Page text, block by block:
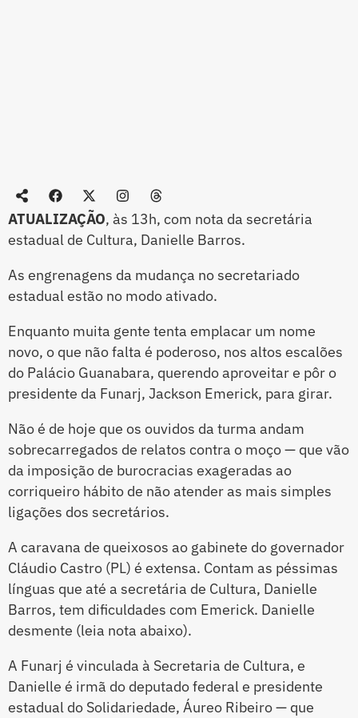
ATUALIZAÇÃO, às 13h, com nota da secretária
estadual de Cultura, Danielle Barros.
As engrenagens da mudança no secretariado
estadual estão no modo ativado.
Enquanto muita gente tenta emplacar um nome
novo, o que não falta é poderoso, nos altos escalões
do Palácio Guanabara, querendo aproveitar e pôr o
presidente da Funarj, Jackson Emerick, para girar.
Não é de hoje que os ouvidos da turma andam
sobrecarregados de relatos contra o moço — que vão
da imposição de burocracias exageradas ao
corriqueiro hábito de não atender as mais simples
ligações dos secretários.
A caravana de queixosos ao gabinete do governador
Cláudio Castro (PL) é extensa. Contam as péssimas
línguas que até a secretária de Cultura, Danielle
Barros, tem dificuldades com Emerick. Danielle
desmente (leia nota abaixo).
A Funarj é vinculada à Secretaria de Cultura, e
Danielle é irmã do deputado federal e presidente
estadual do Solidariedade, Áureo Ribeiro — que